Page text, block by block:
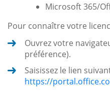
Microsoft 365/
Pour connaître votre
Ouvrez votre
préférence).
Saisissez le lien
https://